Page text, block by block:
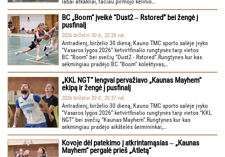
labai atkakliai, tačiau pirmojo kėlinio…
BC „Boom“ įveikė “Dust2 ‒ Rstored” bei žengė į
pusfinalį
2026 birželio 30 d., 22:28 val.
Antradienį, birželio 30 dieną, Kauno TMC sporto salėje įvyko
“Vasaros lygos 2026” ketvirtfinalio rungtynės tarp vietos
BC “Boom” bei svečių “Dust2 - Rstored”.Rungtynes kur kas
sėkmingiau pradėjo BC “Boom” kolektyvas,…
„KKL NGT“ lengvai pervažiavo „Kaunas Mayhem“
ekipą ir žengė į pusfinalį
2026 birželio 30 d., 20:37 val.
Antradienį, birželio 30 dieną, Kauno TMC sporto salėje įvyko
“Vasaros lygos 2026” ketvirtfinalio rungtynės tarp vietos “KKL
NGT” bei svečių “Kaunas Mayhem”.Rungtynes kur kas
sėkmingiau pradėjo aikštelės šeimininkai,…
Kovoje dėl patekimo į atkrintamąsias ‒ „Kaunas
Mayhem“ pergalė prieš „Atletą“